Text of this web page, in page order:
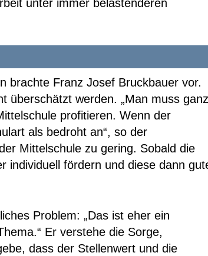
unter immer belastenderen
brachte Franz Josef Bruckbauer vor.
überschätzt werden. „Man muss ganz
profitieren. Wenn der
als bedroht an“, so der
Mittelschule zu gering. Sobald die
individuell fördern und diese dann
Problem: „Das ist eher ein
Er verstehe die Sorge,
dass der Stellenwert und die